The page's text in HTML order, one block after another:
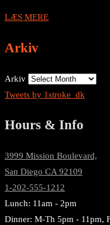
LÆS MERE
Arkiv
Arkiv
Tweets by 1stroke_dk
Hours & Info
3999 Mission Boulevard,
San Diego CA 92109
1-202-555-1212
Lunch: 11am - 2pm
Dinner: M-Th 5pm - 11pm,